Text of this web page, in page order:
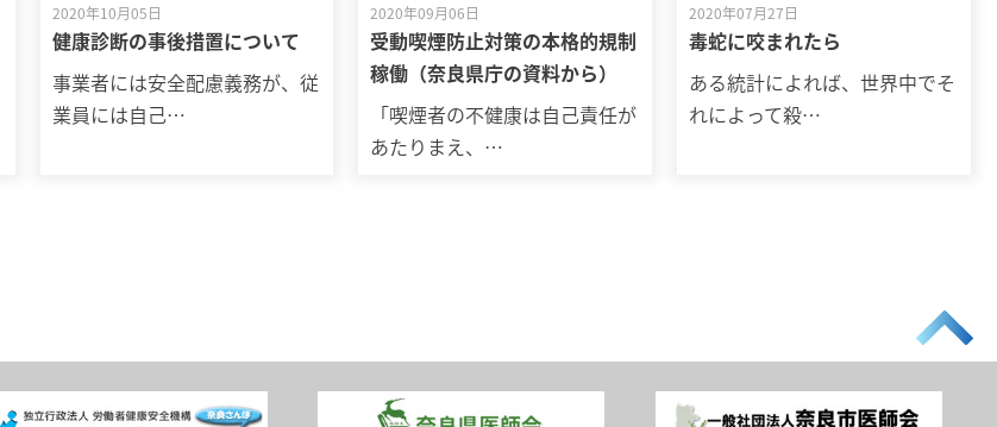
2020年10月05日
健康診断の事後措置について
事業者には安全配慮義務が、従
業員には自己…
2020年09月06日
受動喫煙防止対策の本格的規制
稼働（奈良県庁の資料から）
「喫煙者の不健康は自己責任が
あたりまえ、…
2020年07月27日
毒蛇に咬まれたら
ある統計によれば、世界中でそ
れによって殺…